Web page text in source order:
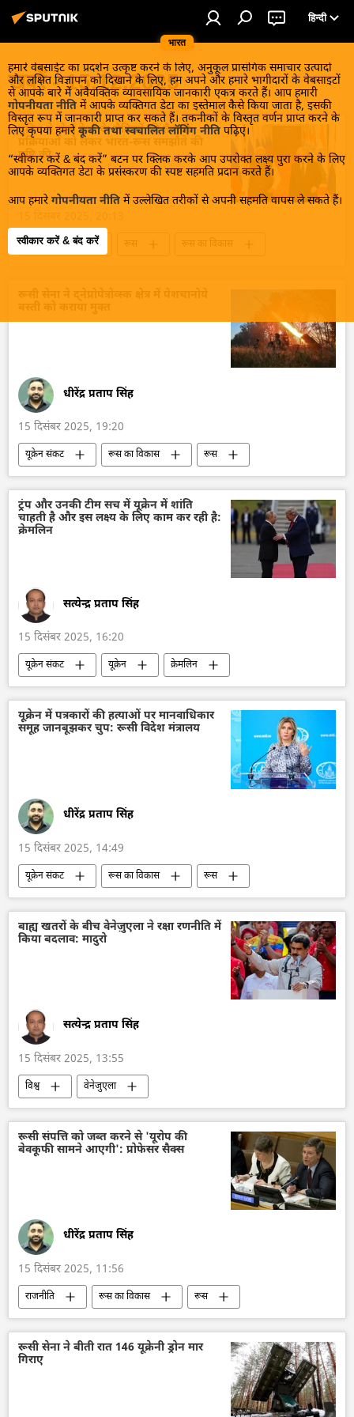
भारत
हिन्दी
हमारे वेबसाईट का प्रदर्शन उत्कृष्ट करने के लिए, अनुकूल प्रासंगिक समाचार उत्पादों
और लक्षित विज्ञापन को दिखाने के लिए, हम अपने और हमारे भागीदारों के वेबसाइटों
से आपके बारे में अवैयक्तिक व्यावसायिक जानकारी एकत्र करते हैं। आप हमारी
गोपनीयता नीति में आपके व्यक्तिगत डेटा का इस्तेमाल कैसे किया जाता है, इसकी
विस्तृत रूप में जानकारी प्राप्त कर सकते हैं। तकनीकों के विस्तृत वर्णन प्राप्त करने के
लिए कृपया हमारे कूकी तथा स्वचालित लॉगिंग नीति पढ़िए।
“स्वीकार करें & बंद करें” बटन पर क्लिक करके आप उपरोक्त लक्ष्य पुरा करने के लिए
आपके व्यक्तिगत डेटा के प्रसंस्करण की स्पष्ट सहमति प्रदान करते हैं।
आप हमारे गोपनीयता नीति में उल्लेखित तरीकों से अपनी सहमति वापस ले सकते हैं।
स्वीकार करें & बंद करें
खबरें - 15.12.2025
पुतिन ने दोनों देशों के सैनिकों की तैनाती
प्रक्रियाओं को लेकर भारत-रूस समझौते की
पुष्टि की
भारत-रूस संबंध रूस
रूस का विकास
धीरेंद्र प्रताप सिंह
15 दिसंबर 2025, 19:20
यूक्रेन संकट रूस का विकास
रूस
मास्को
यूक्रेन सशस्त्र बल
यूक्रेन
यूक्रेन की सुरक्षा सेवा (SBU)
यूक्रेन का जवाबी हमला
पश्चिमीकरण
यूरोपीय संघ
ट्रंप और उनकी टीम सच में यूक्रेन में शांति
चाहती है और इस लक्ष्य के लिए काम कर रही है:
क्रेमलिन
सत्येन्द्र प्रताप सिंह
15 दिसंबर 2025, 16:20
यूक्रेन संकट यूक्रेन
क्रेमलिन
क्रेमलिन के प्रवक्ता दिमित्री पेसकोव
व्लादिमीर पुतिन
डॉनल्ड ट्रम्प
अमेरिका रूस
यूक्रेन में पत्रकारों की हत्याओं पर मानवाधिकार
समूह जानबूझकर चुप: रूसी विदेश मंत्रालय
धीरेंद्र प्रताप सिंह
15 दिसंबर 2025, 14:49
यूक्रेन संकट रूस का विकास
रूस
मास्को
यूक्रेन सशस्त्र बल
यूक्रेन
रूसी पत्रकार
द्विपक्षीय रिश्ते
विदेश मंत्रालय
रूसी विदेश मंत्रालय
बाह्य खतरों के बीच वेनेज़ुएला ने रक्षा रणनीति में
किया बदलाव: मादुरो
सत्येन्द्र प्रताप सिंह
15 दिसंबर 2025, 13:55
विश्व
वेनेजुएला
वेनेजुएला के राष्ट्रपति निकोलस मादुरो
वायु रक्षा
रक्षा-पंक्ति
राष्ट्रीय सुरक्षा
शिक्षा
स्वास्थ्य
रूसी संपत्ति को जब्त करने से 'यूरोप की
बेवकूफी सामने आएगी': प्रोफेसर सैक्स
धीरेंद्र प्रताप सिंह
15 दिसंबर 2025, 11:56
राजनीति रूस का विकास
रूस
मास्को
यूरोप
यूरोपीय संघ
आर्थिक मंच
अर्थव्यवस्था
रूसी सेना ने बीती रात 146 यूक्रेनी ड्रोन मार
गिराए